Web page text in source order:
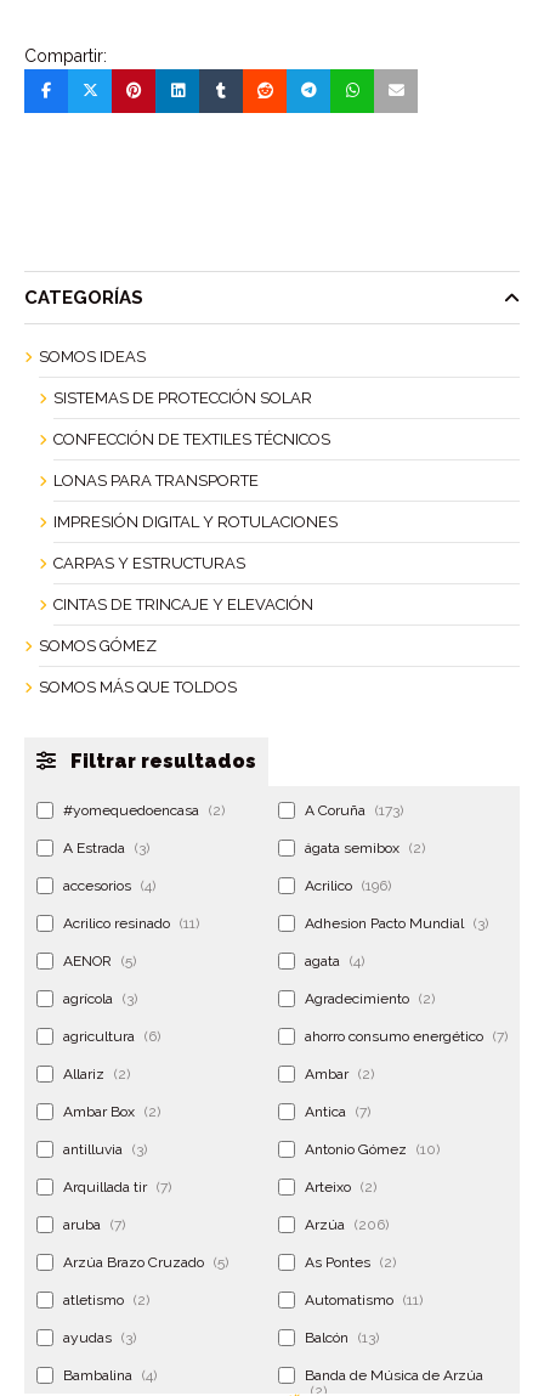
Compartir:
CATEGORÍAS
SOMOS IDEAS
SISTEMAS DE PROTECCIÓN SOLAR
CONFECCIÓN DE TEXTILES TÉCNICOS
LONAS PARA TRANSPORTE
IMPRESIÓN DIGITAL Y ROTULACIONES
CARPAS Y ESTRUCTURAS
CINTAS DE TRINCAJE Y ELEVACIÓN
SOMOS GÓMEZ
SOMOS MÁS QUE TOLDOS
Filtrar resultados
#yomequedoencasa (2) A Coruña (173)
A Estrada (3) ágata semibox (2)
accesorios (4) Acrilico (196)
Acrilico resinado (11) Adhesion Pacto Mundial (3)
AENOR (5) agata (4)
agrícola (3) Agradecimiento (2)
agricultura (6) ahorro consumo energético (7)
Allariz (2) Ambar (2)
Ambar Box (2) Antica (7)
antilluvia (3) Antonio Gómez (10)
Arquillada tir (7) Arteixo (2)
aruba (7) Arzúa (206)
Arzúa Brazo Cruzado (5) As Pontes (2)
atletismo (2) Automatismo (11)
ayudas (3) Balcón (13)
Bambalina (4)
Banda de Música de Arzúa
(2)